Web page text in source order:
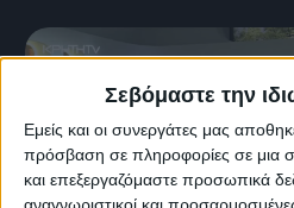
Σεβόμαστε την
Εμείς και οι συνεργάτες μας
πρόσβαση σε πληροφορίες σε μια
και επεξεργαζόμαστε προσωπικά